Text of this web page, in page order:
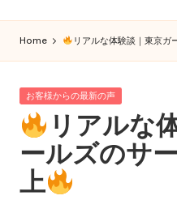
Home リアルな体験談｜東京ガ
お客様からの最新の声
リアルな
ールズのサ
上